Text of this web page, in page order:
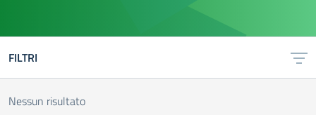
FILTRI
Nessun risultato